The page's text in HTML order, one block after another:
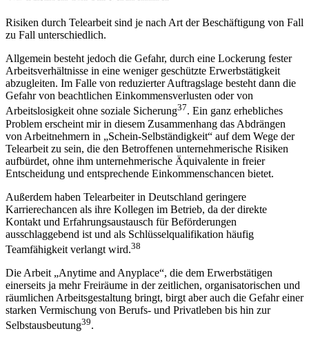
Risiken durch Telearbeit sind je nach Art der Beschäftigung von Fall
zu Fall unterschiedlich.
Allgemein besteht jedoch die Gefahr, durch eine Lockerung fester
Arbeitsverhältnisse in eine weniger geschützte Erwerbstätigkeit
abzugleiten. Im Falle von reduzierter Auftragslage besteht dann die
Gefahr von beachtlichen Einkommensverlusten oder von
Arbeitslosigkeit ohne soziale Sicherung37. Ein ganz erhebliches
Problem erscheint mir in diesem Zusammenhang das Abdrängen
von Arbeitnehmern in „Schein-Selbständigkeit“ auf dem Wege der
Telearbeit zu sein, die den Betroffenen unternehmerische Risiken
aufbürdet, ohne ihm unternehmerische Äquivalente in freier
Entscheidung und entsprechende Einkommenschancen bietet.
Außerdem haben Telearbeiter in Deutschland geringere
Karrierechancen als ihre Kollegen im Betrieb, da der direkte
Kontakt und Erfahrungsaustausch für Beförderungen
ausschlaggebend ist und als Schlüsselqualifikation häufig
Teamfähigkeit verlangt wird.38
Die Arbeit „Anytime and Anyplace“, die dem Erwerbstätigen
einerseits ja mehr Freiräume in der zeitlichen, organisatorischen und
räumlichen Arbeitsgestaltung bringt, birgt aber auch die Gefahr einer
starken Vermischung von Berufs- und Privatleben bis hin zur
Selbstausbeutung39.